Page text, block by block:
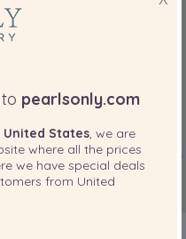
pearlsonly.com
United States , we are
where all the prices
we have special deals
from United